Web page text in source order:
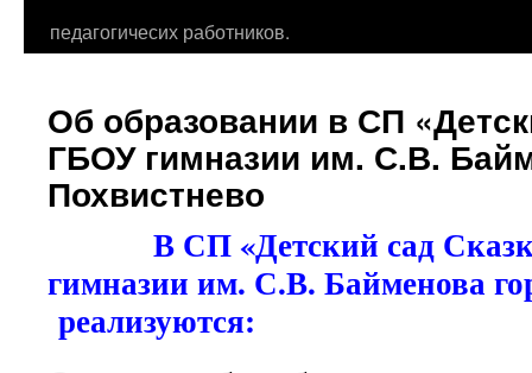
педагогичесих работников.
Об образовании в СП
ГБОУ гимназии им. С.В.
Похвистнево
В СП «Детский сад
гимназии им. С.В. Байменова
реализуются: